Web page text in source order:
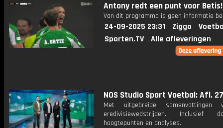
Antony redt een punt voor Betis!
Van dit programma is geen informatie
24-09-2025 23:31 Ziggo
Sporten.TV
Alle afleveringen
NOS Studio Sport Voetbal: Afl. 27
Met uitgebreide samenvattingen
eredivisiewedstrijden. Inclusief
hoogtepunten en analyses.